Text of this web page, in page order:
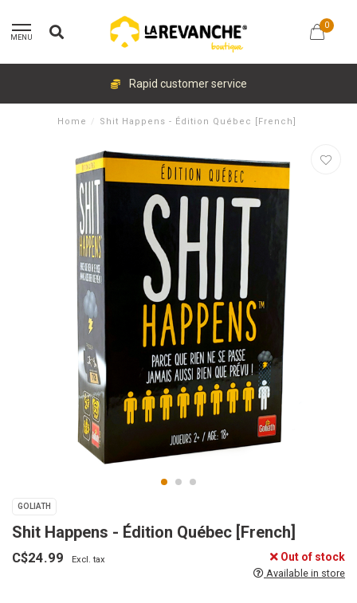
MENU
0
Rapid customer service
Home / Shit Happens - Édition Québec [French]
GOLIATH
Shit Happens - Édition Québec [French]
C$24.99 Excl. tax Out of stock
Available in store